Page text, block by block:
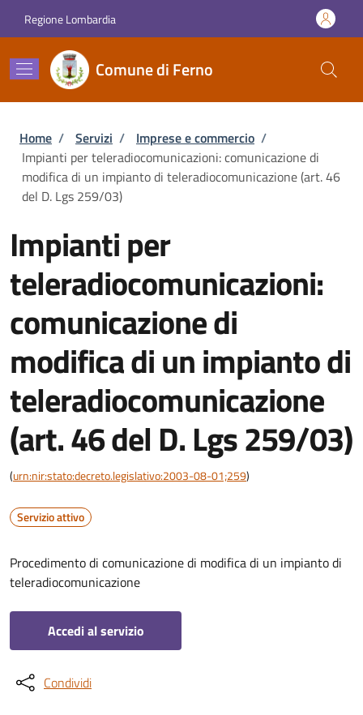
Regione Lombardia
Comune di Ferno
Briciole di pane
Home / Servizi / Imprese e commercio /
Impianti per teleradiocomunicazioni: comunicazione di
modifica di un impianto di teleradiocomunicazione (art. 46
del D. Lgs 259/03)
Impianti per
teleradiocomunicazioni:
comunicazione di
modifica di un impianto di
teleradiocomunicazione
(art. 46 del D. Lgs 259/03)
(urn:nir:stato:decreto.legislativo:2003-08-01;259)
Servizio attivo
Procedimento di comunicazione di modifica di un impianto di
teleradiocomunicazione
Accedi al servizio
Condividi